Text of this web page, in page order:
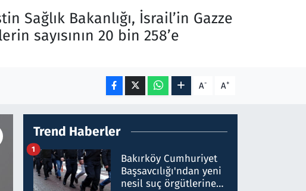
Sağlık Bakanlığı, İsrail’in Gazze
sayısının 20 bin 258’e
A- A+
Trend Haberler
Bakırköy Cumhuriyet
Başsavcılığı'ndan yeni
nesil suç örgütlerine
1